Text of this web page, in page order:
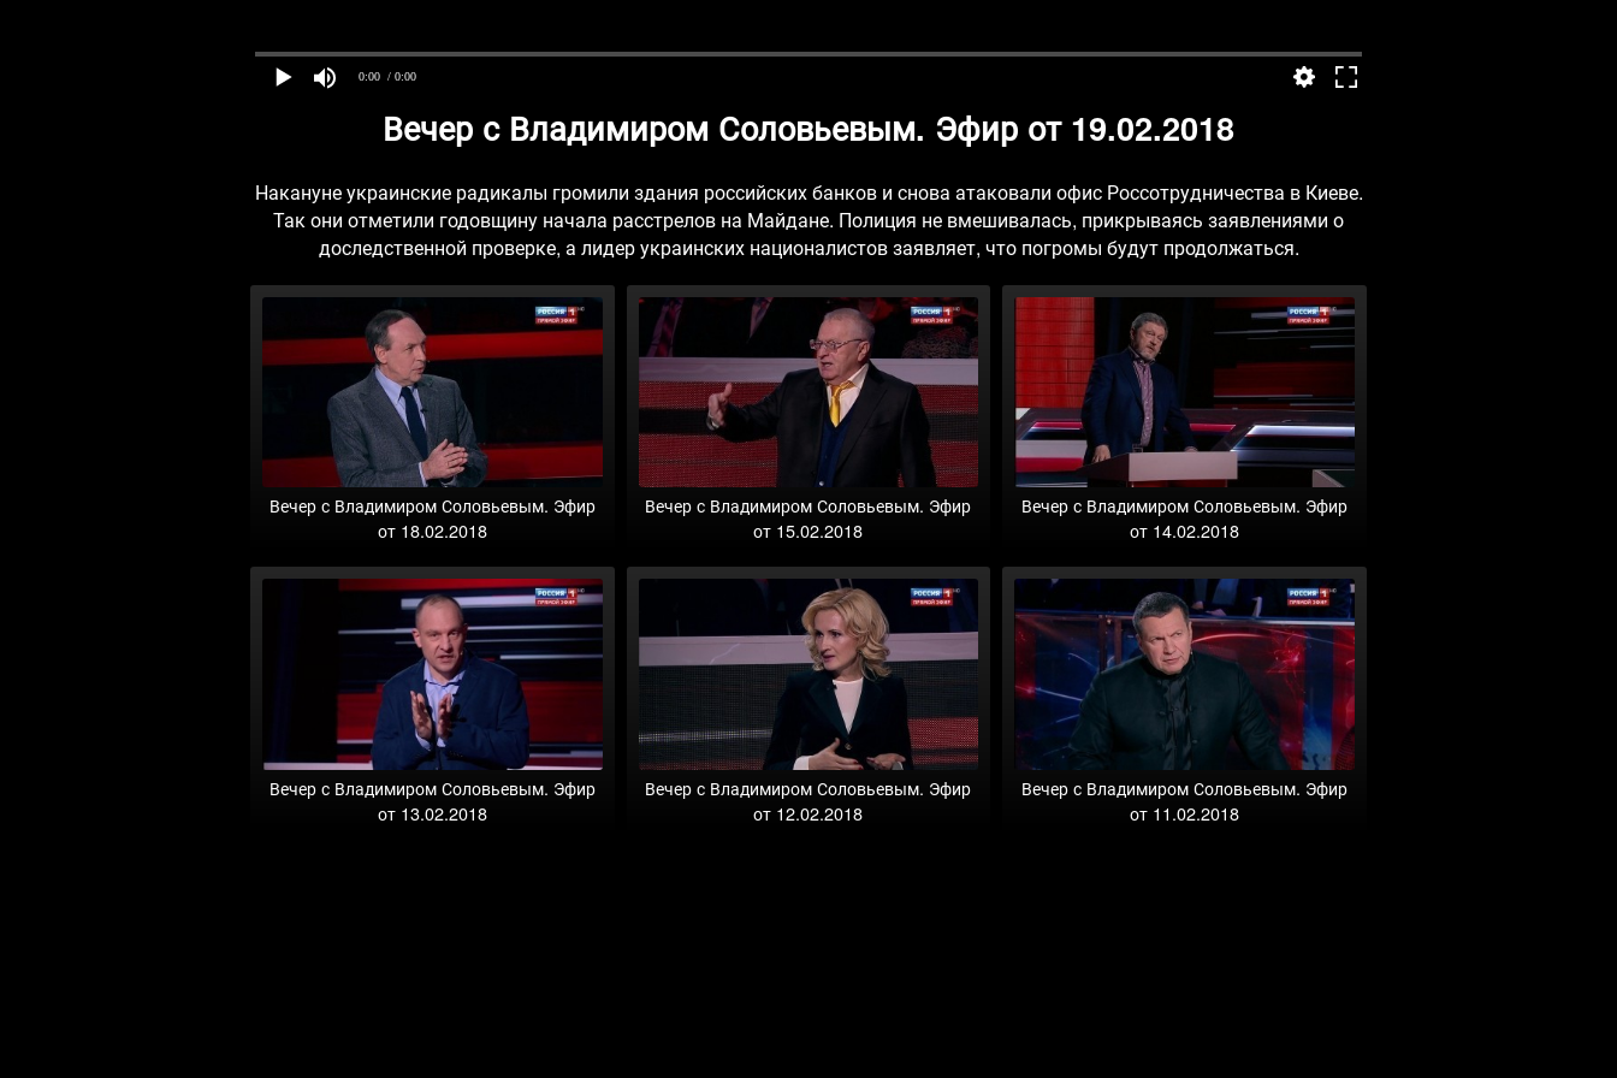
0:00 / 0:00
Вечер с Владимиром Соловьевым. Эфир от 19.02.2018
Накануне украинские радикалы громили здания российских банков и снова атаковали офис Россотрудничества в Киеве.
Так они отметили годовщину начала расстрелов на Майдане. Полиция не вмешивалась, прикрываясь заявлениями о
доследственной проверке, а лидер украинских националистов заявляет, что погромы будут продолжаться.
Вечер с Владимиром Соловьевым. Эфир
от 18.02.2018
Вечер с Владимиром Соловьевым. Эфир
от 15.02.2018
Вечер с Владимиром Соловьевым. Эфир
от 14.02.2018
Вечер с Владимиром Соловьевым. Эфир
от 13.02.2018
Вечер с Владимиром Соловьевым. Эфир
от 12.02.2018
Вечер с Владимиром Соловьевым. Эфир
от 11.02.2018